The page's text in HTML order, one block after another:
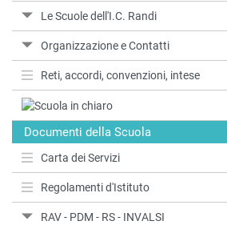
Le Scuole dell'I.C. Randi
Organizzazione e Contatti
Reti, accordi, convenzioni, intese
Documenti della Scuola
Carta dei Servizi
Regolamenti d'Istituto
RAV - PDM - RS - INVALSI